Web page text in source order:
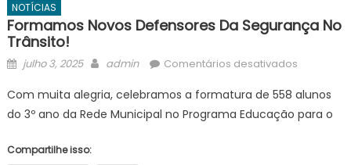
NOTÍCIAS
Formamos Novos Defensores Da Segurança No
Trânsito!
Posted
julho 3, 2025 Author
admin Comentários desativadosem
novos
Com muita alegria, celebramos a formatura de 558 alunos
do 3º ano da Rede Municipal no Programa Educação para o
Compartilhe isso: